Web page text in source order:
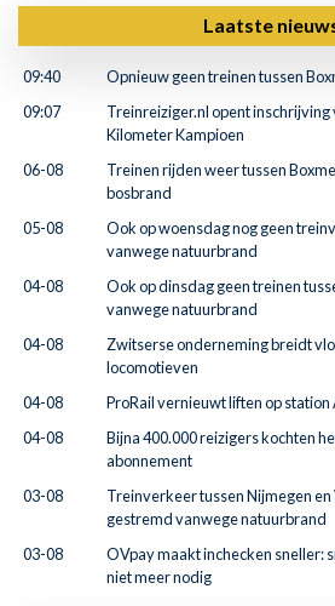
Laatste
09:40
Opnieuw geen treinen tussen
09:07
Treinreiziger.nl opent
Kilometer Kampioen
06-08
Treinen rijden weer tussen
bosbrand
05-08
Ook op woensdag nog geen
vanwege natuurbrand
04-08
Ook op dinsdag geen treinen
vanwege natuurbrand
04-08
Zwitserse onderneming breidt
locomotieven
04-08
ProRail vernieuwt liften op
04-08
Bijna 400.000 reizigers kochten
abonnement
03-08
Treinverkeer tussen Nijmegen
gestremd vanwege natuurbrand
03-08
OVpay maakt inchecken sneller:
niet meer nodig